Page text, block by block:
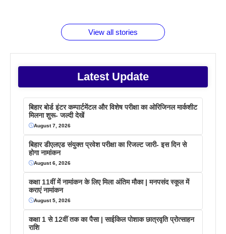
View all stories
Latest Update
बिहार बोर्ड इंटर कम्पार्टमेंटल और विशेष परीक्षा का ओरिजिनल मार्कशीट
मिलना शुरू- जल्दी देखें
August 7, 2026
बिहार डीएलएड संयुक्त प्रवेश परीक्षा का रिजल्ट जारी- इस दिन से
होगा नामांकन
August 6, 2026
कक्षा 11वीं में नामांकन के लिए मिला अंतिम मौका | मनपसंद स्कूल में
कराएं नामांकन
August 5, 2026
कक्षा 1 से 12वीं तक का पैसा | साईकिल पोशाक छात्रवृति प्रोत्साहन
राशि